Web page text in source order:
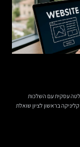
עסקית עם השלכות
בראשון לציון שואלת